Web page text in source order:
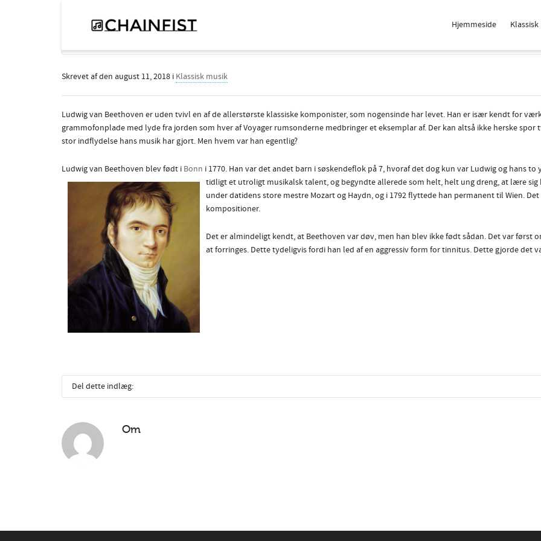
Hjemmeside
Skrevet afden august 11, 2018 i Klassisk musik
Ludwig van Beethoven er uden tvivl en af de allerstørste klassiske komponister, som nogensinde har levet. Han er især kendt for
grammofonplade med lyde fra jorden som hver af Voyager rumsonderne medbringer et eksemplar af. Der kan altså ikke herske
stor indflydelse hans musik har gjort. Men hvem var han egentlig?
Ludwig van Beethoven blev født i Bonn i 1770. Han var det andet barn i søskendeflok på 7, hvoraf det dog kun var Ludwig og hans to
tidligt et utroligt musikalsk talent, og begyndte allerede som helt, helt ung dreng, at lære
under datidens store mestre Mozart og Haydn, og i 1792 flyttede han permanent til Wien.
kompositioner.
Det er almindeligt kendt, at Beethoven var døv, men han blev ikke født sådan. Det var først
at forringes. Dette tydeligvis fordi han led af en aggressiv form for tinnitus. Dette gjorde det
Del dette indlæg:
Om